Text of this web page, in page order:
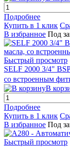
Подробнее
Купить в 1 клик
В избранное Под
Быстрый просмотр
SELF 2000 3/4"
со встроенным
В
Подробнее
Купить в 1 клик
В избранное Под
Быстрый просмотр